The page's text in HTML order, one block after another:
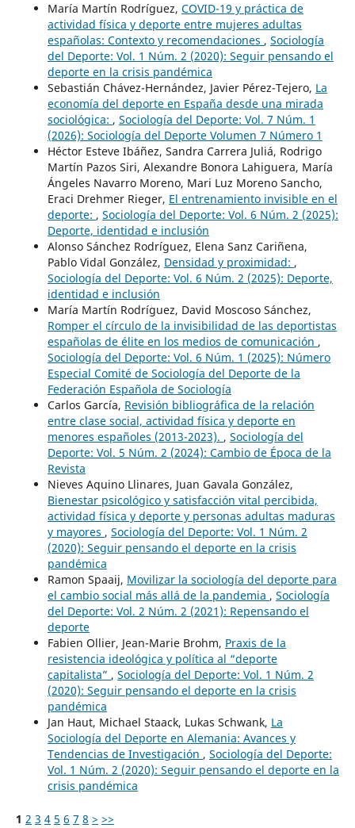
María Martín Rodríguez, COVID-19 y práctica de
actividad física y deporte entre mujeres adultas
españolas: Contexto y recomendaciones , Sociología
del Deporte: Vol. 1 Núm. 2 (2020): Seguir pensando el
deporte en la crisis pandémica
Sebastián Chávez-Hernández, Javier Pérez-Tejero, La
economía del deporte en España desde una mirada
sociológica: , Sociología del Deporte: Vol. 7 Núm. 1
(2026): Sociología del Deporte Volumen 7 Número 1
Héctor Esteve Ibáñez, Sandra Carrera Juliá, Rodrigo
Martín Pazos Siri, Alexandre Bonora Lahiguera, María
Ángeles Navarro Moreno, Mari Luz Moreno Sancho,
Eraci Drehmer Rieger, El entrenamiento invisible en el
deporte: , Sociología del Deporte: Vol. 6 Núm. 2 (2025):
Deporte, identidad e inclusión
Alonso Sánchez Rodríguez, Elena Sanz Cariñena,
Pablo Vidal González, Densidad y proximidad: ,
Sociología del Deporte: Vol. 6 Núm. 2 (2025): Deporte,
identidad e inclusión
María Martín Rodríguez, David Moscoso Sánchez,
Romper el círculo de la invisibilidad de las deportistas
españolas de élite en los medios de comunicación ,
Sociología del Deporte: Vol. 6 Núm. 1 (2025): Número
Especial Comité de Sociología del Deporte de la
Federación Española de Sociología
Carlos García, Revisión bibliográfica de la relación
entre clase social, actividad física y deporte en
menores españoles (2013-2023). , Sociología del
Deporte: Vol. 5 Núm. 2 (2024): Cambio de Época de la
Revista
Nieves Aquino Llinares, Juan Gavala González,
Bienestar psicológico y satisfacción vital percibida,
actividad física y deporte y personas adultas maduras
y mayores , Sociología del Deporte: Vol. 1 Núm. 2
(2020): Seguir pensando el deporte en la crisis
pandémica
Ramon Spaaij, Movilizar la sociología del deporte para
el cambio social más allá de la pandemia , Sociología
del Deporte: Vol. 2 Núm. 2 (2021): Repensando el
deporte
Fabien Ollier, Jean-Marie Brohm, Praxis de la
resistencia ideológica y política al “deporte
capitalista” , Sociología del Deporte: Vol. 1 Núm. 2
(2020): Seguir pensando el deporte en la crisis
pandémica
Jan Haut, Michael Staack, Lukas Schwank, La
Sociología del Deporte en Alemania: Avances y
Tendencias de Investigación , Sociología del Deporte:
Vol. 1 Núm. 2 (2020): Seguir pensando el deporte en la
crisis pandémica
1 2 3 4 5 6 7 8 > >>